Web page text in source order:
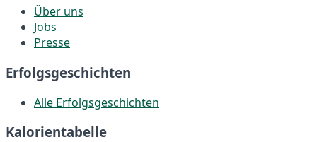
Über uns
Jobs
Presse
Erfolgsgeschichten
Alle Erfolgsgeschichten
Kalorientabelle